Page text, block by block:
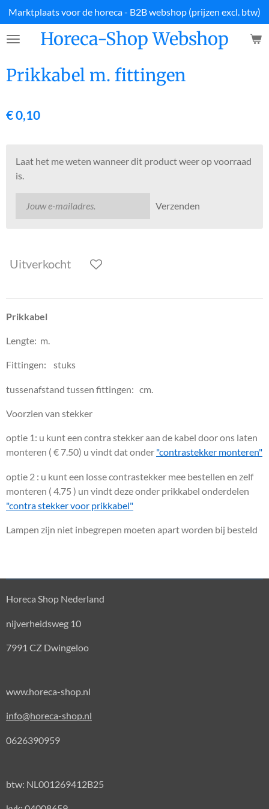
Ga
direct
naar
hoofdinhoud
Horeca-Shop Webshop
Marktplaats voor de horeca - B2B webshop (prijzen excl. btw)
Prikkabel m. fittingen
€ 0,10
Laat het me weten wanneer dit product weer op voorraad
is.
Verzenden
Uitverkocht
Prikkabel
Lengte: m.
Fittingen: stuks
tussenafstand tussen fittingen: cm.
Voorzien van stekker
optie 1: u kunt een contra stekker aan de kabel door ons laten
monteren ( € 7.50) u vindt dat onder "contrastekker monteren"
optie 2 : u kunt een losse contrastekker mee bestellen en zelf
monteren ( 4.75 ) un vindt deze onder prikkabel onderdelen
"contra stekker voor prikkabel"
Lampen zijn niet inbegrepen moeten apart worden bij besteld
Horeca Shop Nederland
nijverheidsweg 10
7991 CZ Dwingeloo
www.horeca-shop.nl
info@horeca-shop.nl
0626390959
btw: NL001269412B25